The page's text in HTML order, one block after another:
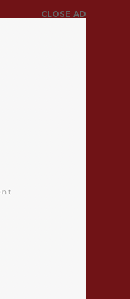
CLOSE AD